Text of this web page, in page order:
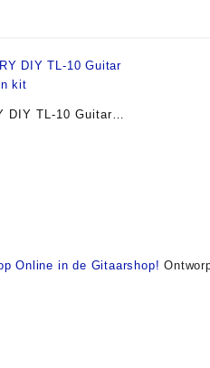
DIY TL-10 Guitar
kit
Online in de Gitaarshop!